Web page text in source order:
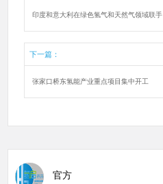
印度和意大利在绿色氢气和天然气领域联手
下一篇：
张家口桥东氢能产业重点项目集中开工
官方